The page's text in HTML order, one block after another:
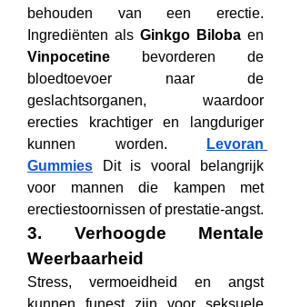
behouden van een erectie.
Ingrediënten als Ginkgo Biloba
Vinpocetine bevorderen de
bloedtoevoer naar de
geslachtsorganen, waardoor
erecties krachtiger en langduriger
kunnen worden.
Levoran
Gummies Dit is vooral belangrijk
voor mannen die kampen met
erectiestoornissen of prestatie-angst.
3. Verhoogde Mentale
Weerbaarheid
Stress, vermoeidheid en angst
kunnen funest zijn voor seksuele